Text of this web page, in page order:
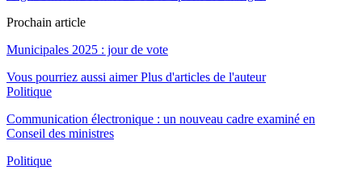
Prochain article
Municipales 2025 : jour de vote
Vous pourriez aussi aimer Plus d'articles de l'auteur
Politique
Communication électronique : un nouveau cadre examiné en
Conseil des ministres
Politique